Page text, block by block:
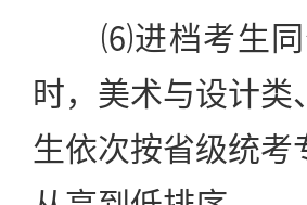
⑹进档考生同
时，美术与设计
生依次按省级统考